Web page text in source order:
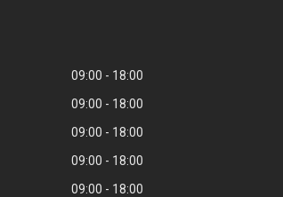
09:00
18:00
09:00
18:00
09:00
18:00
09:00
18:00
09:00
18:00